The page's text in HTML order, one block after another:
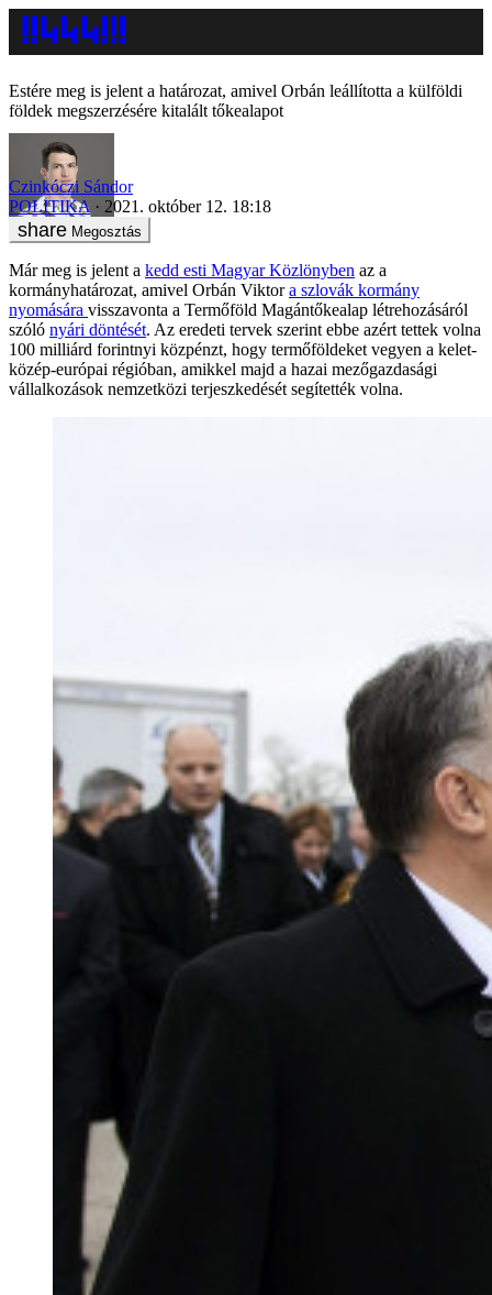
Estére meg is jelent a határozat, amivel Orbán leállította a külföldi
földek megszerzésére kitalált tőkealapot
Czinkóczi Sándor
POLITIKA
2021. október 12. 18:18
Megosztás
Már meg is jelent a kedd esti Magyar Közlönyben az a
kormányhatározat, amivel Orbán Viktora szlovák kormány
nyomására visszavonta a Termőföld Magántőkealap létrehozásáról
szóló nyári döntését. Az eredeti tervek szerint ebbe azért tettek volna
100 milliárd forintnyi közpénzt, hogy termőföldeket vegyen a kelet-
közép-európai régióban, amikkel majd a hazai mezőgazdasági
vállalkozások nemzetközi terjeszkedését segítették volna.